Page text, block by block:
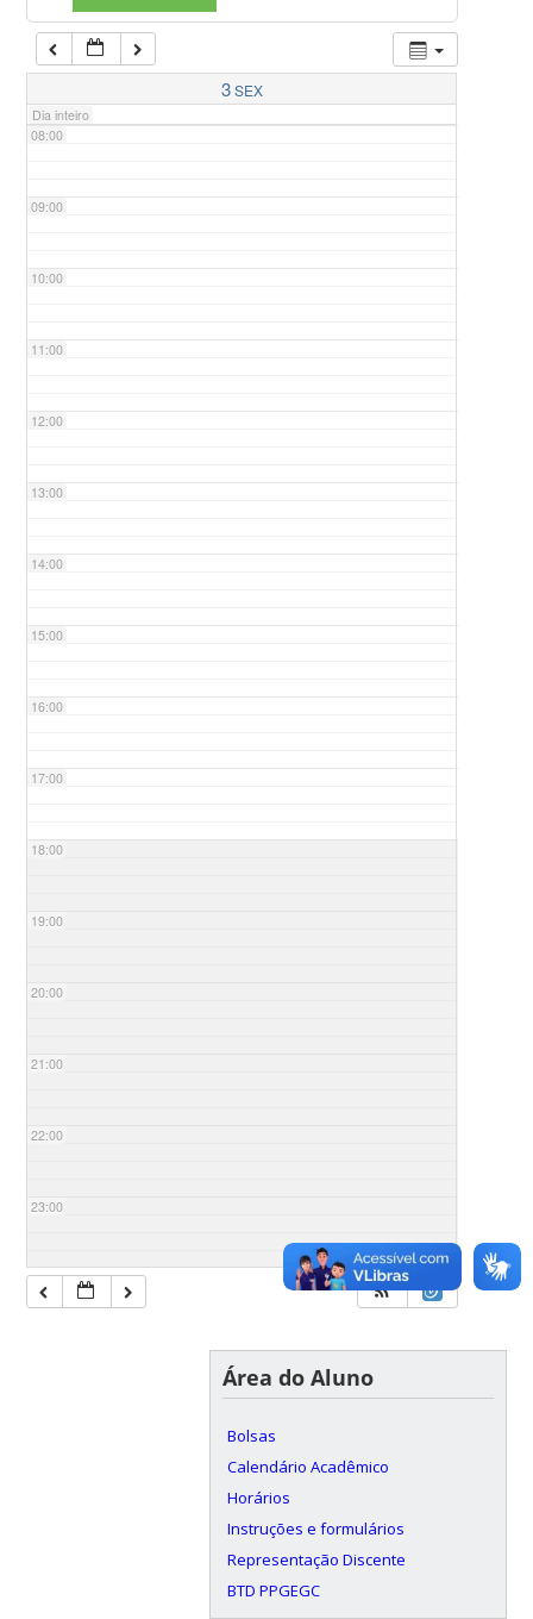
3SEX
Dia inteiro
07:00
08:00
09:00
10:00
11:00
12:00
13:00
14:00
15:00
16:00
17:00
18:00
19:00
20:00
21:00
22:00
23:00
Área do Aluno
Bolsas
Calendário Acadêmico
Horários
Instruções e formulários
Representação Discente
BTD PPGEGC